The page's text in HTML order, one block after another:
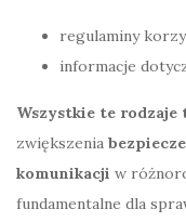
regulaminy
informacje
Wszystkie te rodzaje
zwiększenia
komunikacji w
fundamentalne dla